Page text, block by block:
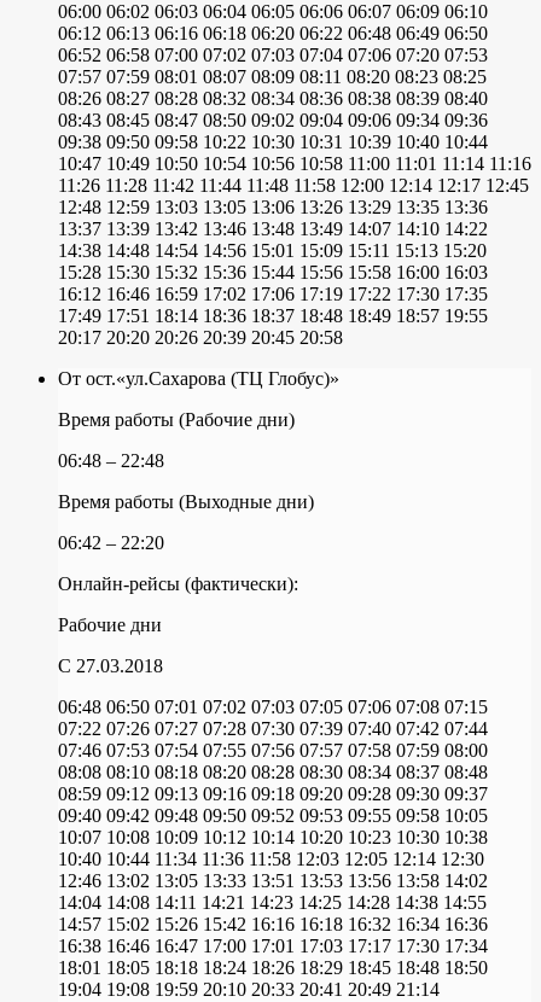
06:00 06:02 06:03 06:04 06:05 06:06 06:07 06:09 06:10
06:12 06:13 06:16 06:18 06:20 06:22 06:48 06:49 06:50
06:52 06:58 07:00 07:02 07:03 07:04 07:06 07:20 07:53
07:57 07:59 08:01 08:07 08:09 08:11 08:20 08:23 08:25
08:26 08:27 08:28 08:32 08:34 08:36 08:38 08:39 08:40
08:43 08:45 08:47 08:50 09:02 09:04 09:06 09:34 09:36
09:38 09:50 09:58 10:22 10:30 10:31 10:39 10:40 10:44
10:47 10:49 10:50 10:54 10:56 10:58 11:00 11:01 11:14 11:16
11:26 11:28 11:42 11:44 11:48 11:58 12:00 12:14 12:17 12:45
12:48 12:59 13:03 13:05 13:06 13:26 13:29 13:35 13:36
13:37 13:39 13:42 13:46 13:48 13:49 14:07 14:10 14:22
14:38 14:48 14:54 14:56 15:01 15:09 15:11 15:13 15:20
15:28 15:30 15:32 15:36 15:44 15:56 15:58 16:00 16:03
16:12 16:46 16:59 17:02 17:06 17:19 17:22 17:30 17:35
17:49 17:51 18:14 18:36 18:37 18:48 18:49 18:57 19:55
20:17 20:20 20:26 20:39 20:45 20:58
От ост.«ул.Сахарова (ТЦ Глобус)»
Время работы (Рабочие дни)
06:48 – 22:48
Время работы (Выходные дни)
06:42 – 22:20
Онлайн-рейсы (фактически):
Рабочие дни
C 27.03.2018
06:48 06:50 07:01 07:02 07:03 07:05 07:06 07:08 07:15
07:22 07:26 07:27 07:28 07:30 07:39 07:40 07:42 07:44
07:46 07:53 07:54 07:55 07:56 07:57 07:58 07:59 08:00
08:08 08:10 08:18 08:20 08:28 08:30 08:34 08:37 08:48
08:59 09:12 09:13 09:16 09:18 09:20 09:28 09:30 09:37
09:40 09:42 09:48 09:50 09:52 09:53 09:55 09:58 10:05
10:07 10:08 10:09 10:12 10:14 10:20 10:23 10:30 10:38
10:40 10:44 11:34 11:36 11:58 12:03 12:05 12:14 12:30
12:46 13:02 13:05 13:33 13:51 13:53 13:56 13:58 14:02
14:04 14:08 14:11 14:21 14:23 14:25 14:28 14:38 14:55
14:57 15:02 15:26 15:42 16:16 16:18 16:32 16:34 16:36
16:38 16:46 16:47 17:00 17:01 17:03 17:17 17:30 17:34
18:01 18:05 18:18 18:24 18:26 18:29 18:45 18:48 18:50
19:04 19:08 19:59 20:10 20:33 20:41 20:49 21:14